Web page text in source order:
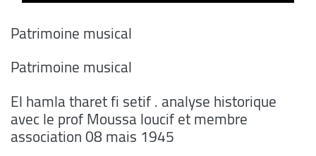
Patrimoine musical
Patrimoine musical
El hamla tharet fi setif . analyse historique
avec le prof Moussa loucif et membre
association 08 mais 1945